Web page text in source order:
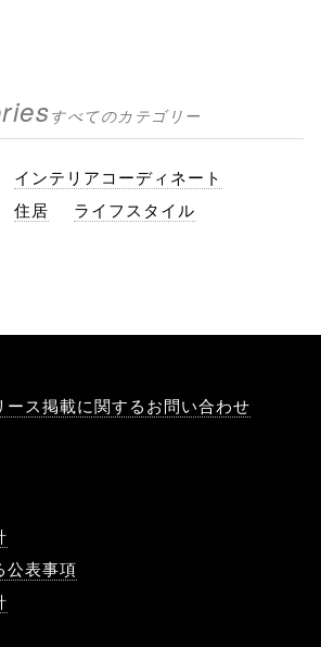
すべてのカテゴリー
インテリアコーディネート
住居 ライフスタイル
ース掲載に関するお問い合わせ
公表事項